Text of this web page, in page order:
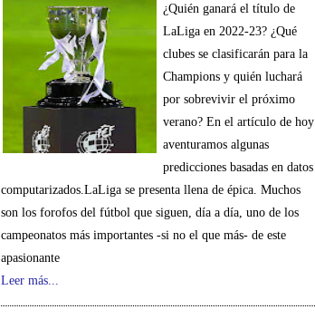
¿Quién ganará el título de
LaLiga en 2022-23? ¿Qué
clubes se clasificarán para la
Champions y quién luchará
por sobrevivir el próximo
verano? En el artículo de hoy
aventuramos algunas
predicciones basadas en datos
computarizados.LaLiga se presenta llena de épica. Muchos
son los forofos del fútbol que siguen, día a día, uno de los
campeonatos más importantes -si no el que más- de este
apasionante
Leer más...